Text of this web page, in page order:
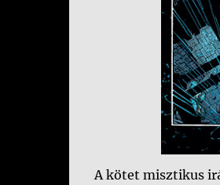
A kötet misztikus